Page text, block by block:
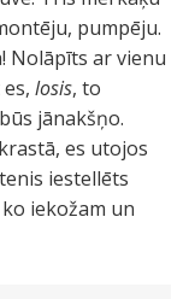
pumpēju.
Nolāpīts ar vienu
losis, to
jānakšņo.
es utojos
iestellēts
iekožam un